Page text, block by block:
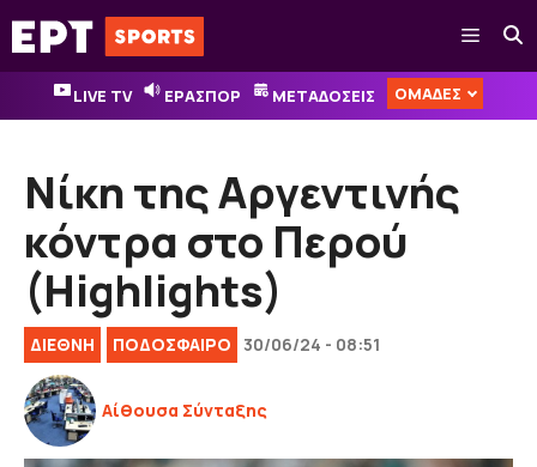
Μετάβαση
σε
περιεχόμενο
Μενού
LIVE TV ΕΡΑΣΠΟΡ ΜΕΤΑΔΟΣΕΙΣ ΟΜΑΔΕΣ
Νίκη της Αργεντινής
κόντρα στο Περού
(Highlights)
ΔΙΕΘΝΉ ΠΟΔΟΣΦΑΙΡΟ 30/06/24 - 08:51
Αίθουσα Σύνταξης